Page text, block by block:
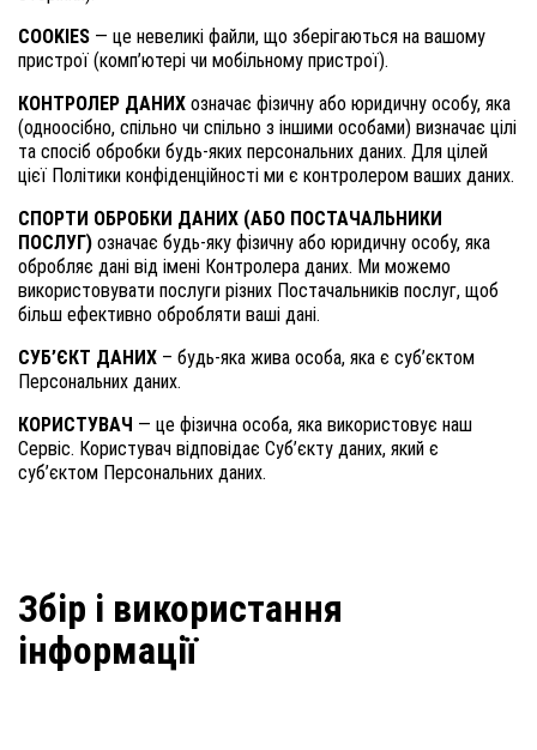
COOKIES — це невеликі файли, що зберігаються на вашому
пристрої (комп’ютері чи мобільному пристрої).
КОНТРОЛЕР ДАНИХ означає фізичну або юридичну особу, яка
(одноосібно, спільно чи спільно з іншими особами) визначає цілі
та спосіб обробки будь-яких персональних даних. Для цілей
цієї Політики конфіденційності ми є контролером ваших даних.
СПОРТИ ОБРОБКИ ДАНИХ (АБО ПОСТАЧАЛЬНИКИ
ПОСЛУГ) означає будь-яку фізичну або юридичну особу, яка
обробляє дані від імені Контролера даних. Ми можемо
використовувати послуги різних Постачальників послуг, щоб
більш ефективно обробляти ваші дані.
СУБ’ЄКТ ДАНИХ – будь-яка жива особа, яка є суб’єктом
Персональних даних.
КОРИСТУВАЧ — це фізична особа, яка використовує наш
Сервіс. Користувач відповідає Суб’єкту даних, який є
суб’єктом Персональних даних.
Збір і використання
інформації